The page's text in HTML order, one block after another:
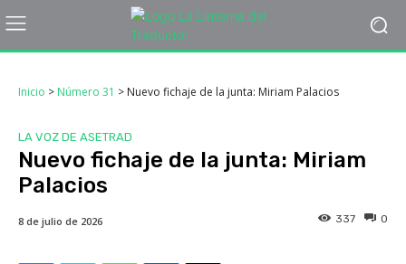
Inicio > Número 31 > Nuevo fichaje de la junta: Miriam Palacios
LA VOZ DE ASETRAD
Nuevo fichaje de la junta: Miriam
Palacios
8 de julio de 2026 0
337